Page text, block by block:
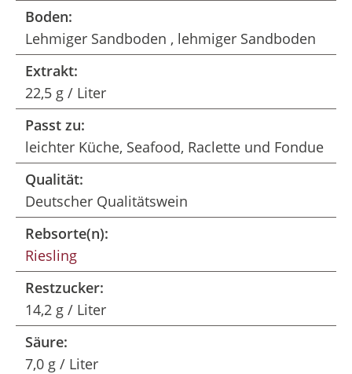
Boden:
Lehmiger Sandboden , lehmiger Sandboden
Extrakt:
22,5 g / Liter
Passt zu:
leichter Küche, Seafood, Raclette und Fondue
Qualität:
Deutscher Qualitätswein
Rebsorte(n):
Riesling
Restzucker:
14,2 g / Liter
Säure:
7,0 g / Liter